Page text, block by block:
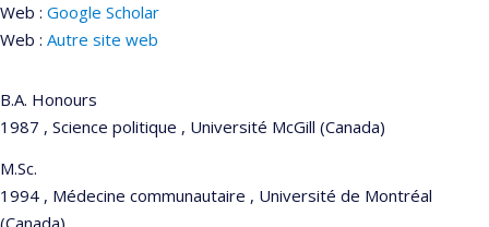
Web : Google Scholar
Web : Autre site web
B.A. Honours
1987 , Science politique , Université McGill (Canada)
M.Sc.
1994 , Médecine communautaire , Université de Montréal
(Canada)